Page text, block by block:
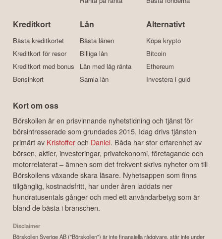
Kreditkort
Bästa kreditkortet
Kreditkort för resor
Kreditkort med bonus
Bensinkort
Lån
Bästa lånen
Billiga lån
Lån med låg ränta
Samla lån
Alternativt
Köpa krypto
Bitcoin
Ethereum
Investera i guld
Kort om oss
Börskollen är en prisvinnande nyhetstidning och tjänst för
börsintresserade som grundades 2015. Idag drivs tjänsten
primärt av Kristofferoch Daniel. Båda har stor erfarenhet av
börsen, aktier, investeringar, privatekonomi, företagande och
motorrelaterat – ämnen som det frekvent skrivs nyheter om till
Börskollens växande skara läsare. Nyhetsappen som finns
tillgänglig, kostnadsfritt, har under åren laddats ner
hundratusentals gånger och med ett användarbetyg som är
bland de bästa i branschen.
Disclaimer
Börskollen Sverige AB ("Börskollen") är inte finansiella rådgivare, står inte under